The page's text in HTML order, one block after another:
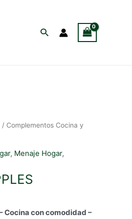
Buscar
/ Complementos Cocina y
, Menaje Hogar,
Cocina con comodidad –